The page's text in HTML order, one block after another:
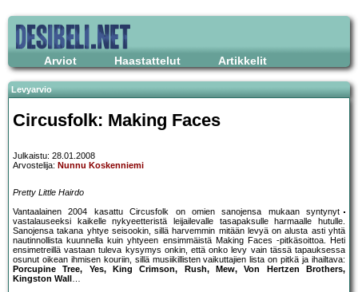
Arviot Haastattelut Artikkelit
Levyarvio
Circusfolk: Making Faces
Julkaistu: 28.01.2008
Arvostelija: Nunnu Koskenniemi
Pretty Little Hairdo
Vantaalainen 2004 kasattu Circusfolk on omien sanojensa mukaan syntynyt
vastalauseeksi kaikelle nykyeetteristä leijailevalle tasapaksulle harmaalle hutulle.
Sanojensa takana yhtye seisookin, sillä harvemmin mitään levyä on alusta asti yhtä
nautinnollista kuunnella kuin yhtyeen ensimmäistä Making Faces -pitkäsoittoa. Heti
ensimetreillä vastaan tuleva kysymys onkin, että onko levy vain tässä tapauksessa
osunut oikean ihmisen kouriin, sillä musiikillisten vaikuttajien lista on pitkä ja ihailtava:
Porcupine Tree, Yes, King Crimson, Rush, Mew, Von Hertzen Brothers,
Kingston Wall …